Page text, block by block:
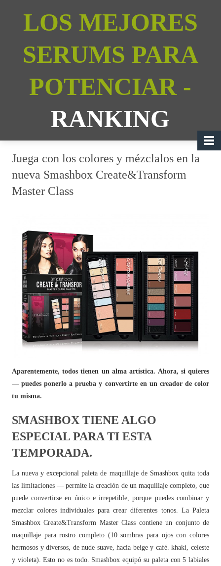
LOS MEJORES
SERUMS PARA
POTENCIAR -
RANKING
Juega con los colores y mézclalos en la
nueva Smashbox Create&Transform
Master Class
Aparentemente, todos tienen un alma artística. Ahora, si quieres
— puedes ponerlo a prueba y convertirte en un creador de color
tu misma.
SMASHBOX TIENE ALGO
ESPECIAL PARA TI ESTA
TEMPORADA.
La nueva y excepcional paleta de maquillaje de Smashbox quita toda
las limitaciones — permite la creación de un maquillaje completo, que
puede convertirse en único e irrepetible, porque puedes combinar y
mezclar colores individuales para crear diferentes tonos. La Paleta
Smashbox Create&Transform Master Class contiene un conjunto de
maquillaje para rostro completo (10 sombras para ojos con colores
hermosos y diversos, de nude suave, hacia beige y café. khaki, celeste
y violeta). Esto no es todo. Smashbox equipó su paleta con 5 labiales